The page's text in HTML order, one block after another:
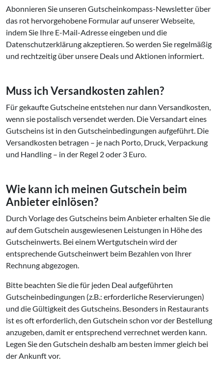
Abonnieren Sie unseren Gutscheinkompass-Newsletter über
das rot hervorgehobene Formular auf unserer Webseite,
indem Sie Ihre E-Mail-Adresse eingeben und die
Datenschutzerklärung akzeptieren. So werden Sie regelmäßig
und rechtzeitig über unsere Deals und Aktionen informiert.
Muss ich Versandkosten zahlen?
Für gekaufte Gutscheine entstehen nur dann Versandkosten,
wenn sie postalisch versendet werden. Die Versandart eines
Gutscheins ist in den Gutscheinbedingungen aufgeführt. Die
Versandkosten betragen – je nach Porto, Druck, Verpackung
und Handling – in der Regel 2 oder 3 Euro.
Wie kann ich meinen Gutschein beim
Anbieter einlösen?
Durch Vorlage des Gutscheins beim Anbieter erhalten Sie die
auf dem Gutschein ausgewiesenen Leistungen in Höhe des
Gutscheinwerts. Bei einem Wertgutschein wird der
entsprechende Gutscheinwert beim Bezahlen von Ihrer
Rechnung abgezogen.
Bitte beachten Sie die für jeden Deal aufgeführten
Gutscheinbedingungen (z.B.: erforderliche Reservierungen)
und die Gültigkeit des Gutscheins. Besonders in Restaurants
ist es oft erforderlich, den Gutschein schon vor der Bestellung
anzugeben, damit er entsprechend verrechnet werden kann.
Legen Sie den Gutschein deshalb am besten immer gleich bei
der Ankunft vor.